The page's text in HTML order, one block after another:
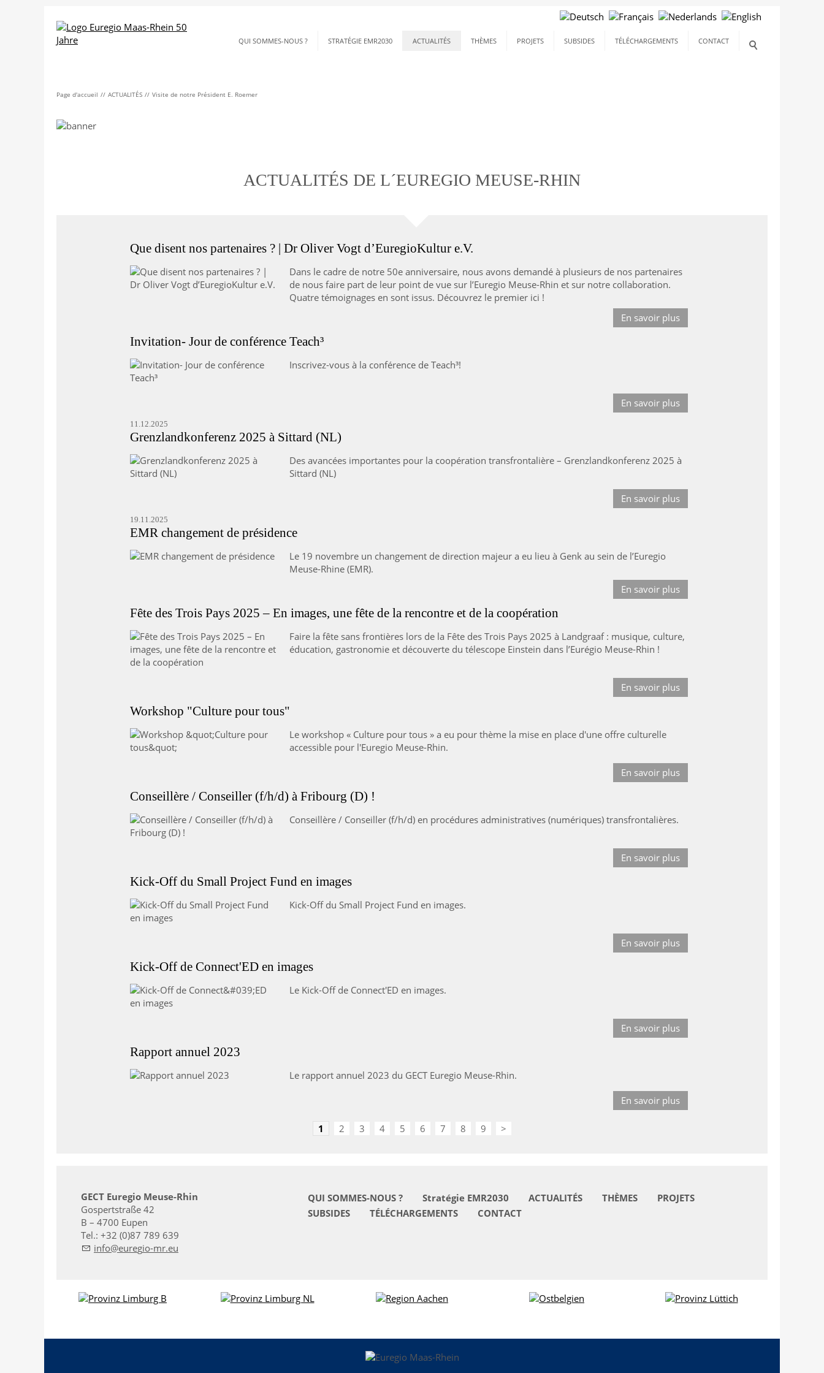
QUI SOMMES-NOUS ? STRATÉGIE EMR2030 ACTUALITÉS THÈMES PROJETS SUBSIDES TÉLÉCHARGEMENTS CONTACT
Page d'accueil ACTUALITÉS Visite de notre Président E. Roemer
ACTUALITÉS DE L´EUREGIO MEUSE-RHIN
Que disent nos partenaires ? | Dr Oliver Vogt d’EuregioKultur e.V.
Dans le cadre de notre 50e anniversaire, nous avons demandé à plusieurs de nos partenaires
de nous faire part de leur point de vue sur l’Euregio Meuse-Rhin et sur notre collaboration.
Quatre témoignages en sont issus. Découvrez le premier ici !
En savoir plus
Invitation- Jour de conférence Teach³
Inscrivez-vous à la conférence de Teach³!
En savoir plus
11.12.2025
Grenzlandkonferenz 2025 à Sittard (NL)
Des avancées importantes pour la coopération transfrontalière – Grenzlandkonferenz 2025 à
Sittard (NL)
En savoir plus
19.11.2025
EMR changement de présidence
Le 19 novembre un changement de direction majeur a eu lieu à Genk au sein de l’Euregio
Meuse-Rhine (EMR).
En savoir plus
Fête des Trois Pays 2025 – En images, une fête de la rencontre et de la coopération
Faire la fête sans frontières lors de la Fête des Trois Pays 2025 à Landgraaf : musique, culture,
éducation, gastronomie et découverte du télescope Einstein dans l’Eurégio Meuse-Rhin !
En savoir plus
Workshop "Culture pour tous"
Le workshop « Culture pour tous » a eu pour thème la mise en place d'une offre culturelle
accessible pour l'Euregio Meuse-Rhin.
En savoir plus
Conseillère / Conseiller (f/h/d) à Fribourg (D) !
Conseillère / Conseiller (f/h/d) en procédures administratives (numériques) transfrontalières.
En savoir plus
Kick-Off du Small Project Fund en images
Kick-Off du Small Project Fund en images.
En savoir plus
Kick-Off de Connect'ED en images
Le Kick-Off de Connect'ED en images.
En savoir plus
Rapport annuel 2023
Le rapport annuel 2023 du GECT Euregio Meuse-Rhin.
En savoir plus
1 2 3 4 5 6 7 8 9 >
GECT Euregio Meuse-Rhin
Gospertstraße 42
B – 4700 Eupen
Tel.: +32 (0)87 789 639
nf
r g -mr
QUI SOMMES-NOUS ? Stratégie EMR2030 ACTUALITÉS THÈMES
PROJETS
SUBSIDES
TÉLÉCHARGEMENTS CONTACT